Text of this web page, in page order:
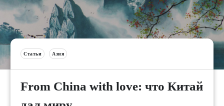
Статьи Азия
From China with love: что Китай